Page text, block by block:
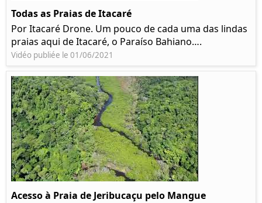
Todas as Praias de Itacaré
Por Itacaré Drone. Um pouco de cada uma das lindas
praias aqui de Itacaré, o Paraíso Bahiano….
Vidéo publiée le 01/06/2021
Acesso à Praia de Jeribucaçu pelo Mangue